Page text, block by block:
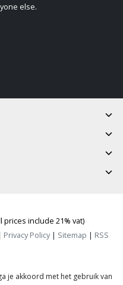
else.
include 21% vat)
Privacy Policy| Sitemap | RSS
je akkoord met het gebruik van